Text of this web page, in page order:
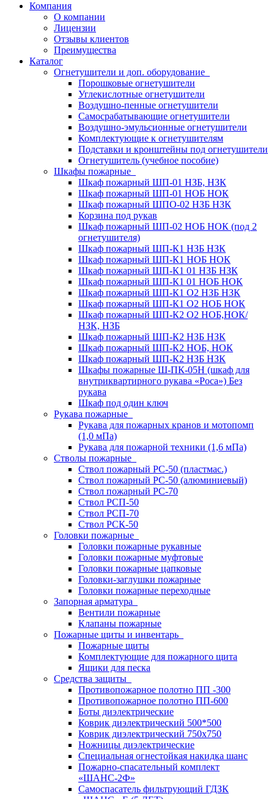
Компания
О компании
Лицензии
Отзывы клиентов
Преимущества
Каталог
Огнетушители и доп. оборудование
Порошковые огнетушители
Углекислотные огнетушители
Воздушно-пенные огнетушители
Самосрабатывающие огнетушители
Воздушно-эмульсионные огнетушители
Комплектующие к огнетушителям
Подставки и кронштейны под огнетушители
Огнетушитель (учебное пособие)
Шкафы пожарные
Шкаф пожарный ШП-01 НЗБ, НЗК
Шкаф пожарный ШП-01 НОБ НОК
Шкаф пожарный ШПО-02 НЗБ НЗК
Корзина под рукав
Шкаф пожарный ШП-02 НОБ НОК (под 2
огнетушителя)
Шкаф пожарный ШП-К1 НЗБ НЗК
Шкаф пожарный ШП-К1 НОБ НОК
Шкаф пожарный ШП-К1 01 НЗБ НЗК
Шкаф пожарный ШП-К1 01 НОБ НОК
Шкаф пожарный ШП-К1 О2 НЗБ НЗК
Шкаф пожарный ШП-К1 О2 НОБ НОК
Шкаф пожарный ШП-К2 О2 НОБ,НОК/
НЗК, НЗБ
Шкаф пожарный ШП-К2 НЗБ НЗК
Шкаф пожарный ШП-К2 НОБ, НОК
Шкаф пожарный ШП-К2 НЗБ НЗК
Шкафы пожарные Ш-ПК-05Н (шкаф для
внутриквартирного рукава «Роса») Без
рукава
Шкаф под один ключ
Рукава пожарные
Рукава для пожарных кранов и мотопомп
(1,0 мПа)
Рукава для пожарной техники (1,6 мПа)
Стволы пожарные
Ствол пожарный РС-50 (пластмас.)
Ствол пожарный РС-50 (алюминиевый)
Ствол пожарный РС-70
Ствол РСП-50
Ствол РСП-70
Ствол РСК-50
Головки пожарные
Головки пожарные рукавные
Головки пожарные муфтовые
Головки пожарные цапковые
Головки-заглушки пожарные
Головки пожарные переходные
Запорная арматура
Вентили пожарные
Клапаны пожарные
Пожарные щиты и инвентарь
Пожарные щиты
Комплектующие для пожарного щита
Ящики для песка
Средства защиты
Противопожарное полотно ПП -300
Противопожарное полотно ПП-600
Боты диэлектрические
Коврик диэлектрический 500*500
Коврик диэлектрический 750х750
Ножницы диэлектрические
Специальная огнестойкая накидка шанс
Пожарно-спасательный комплект
«ШАНС-2Ф»
Самоспасатель фильтрующий ГДЗК